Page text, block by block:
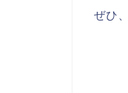
ぜひ